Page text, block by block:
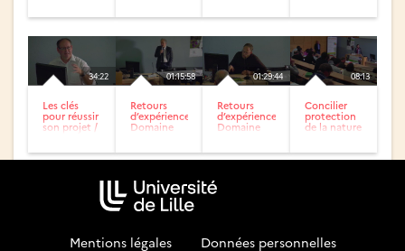
Center...
34:22
Les clés
pour réussir
son projet /
CEREMA
01:15:58
Retours
d’expériences,
Domaine
économique
01:29:44
Retours
d’expériences,
Domaine
et...
08:13
Concilier
protection
de la nature
/...
Mentions légales Données personnelles